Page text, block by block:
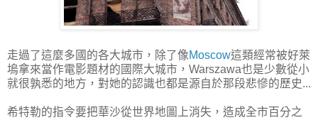
走過了這麼多國的各大城市，除了像Moscow這類經常被好萊
塢拿來當作電影題材的國際大城市，Warszawa也是少數從小
就很孰悉的地方，對她的認識也都是源自於那段悲慘的歷史...
希特勒的指令要把華沙從世界地圖上消失，造成全市百分之